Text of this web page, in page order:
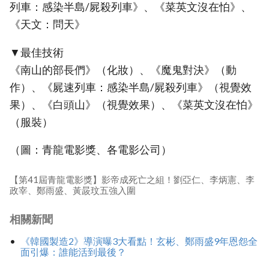
列車：感染半島/屍殺列車》、《菜英文沒在怕》、
《天文：問天》
▼最佳技術
《南山的部長們》（化妝）、《魔鬼對決》（動
作）、《屍速列車：感染半島/屍殺列車》（視覺效
果）、《白頭山》（視覺效果）、《菜英文沒在怕》
（服裝）
（圖：青龍電影獎、各電影公司）
【第41屆青龍電影獎】影帝成死亡之組！劉亞仁、李炳憲、李
政宰、鄭雨盛、黃晸玟五強入圍
相關新聞
《韓國製造2》導演曝3大看點！玄彬、鄭雨盛9年恩怨全
面引爆：誰能活到最後？